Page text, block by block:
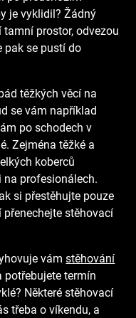
je vyklidil? Žádný
prostor, odvezou
pak se pustí do
těžkých věcí na
se vám například
po schodech v
Zejména těžké a
koberců
na profesionálech.
si přestěhujte pouze
stěhovací
vámstěhování
potřebujete termín
Některé stěhovací
třeba o víkendu, a